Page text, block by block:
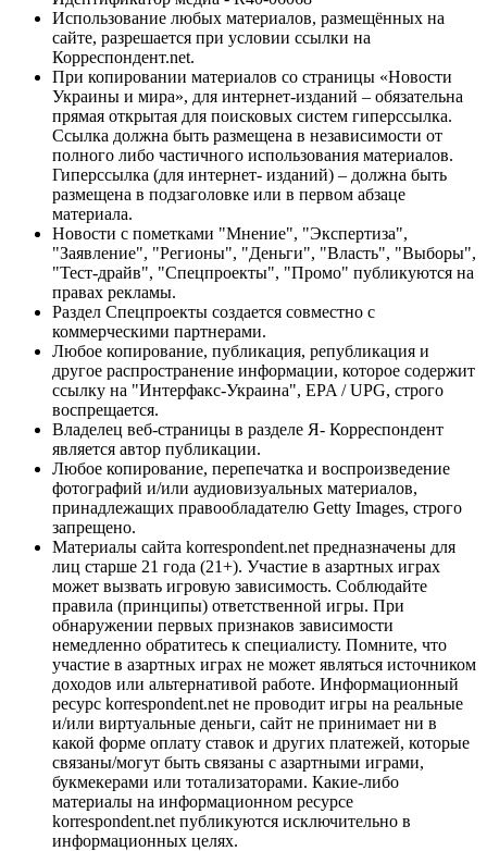
Использование любых материалов, размещённых на
сайте, разрешается при условии ссылки на
Корреспондент.net.
При копировании материалов со страницы «Новости
Украины и мира», для интернет-изданий – обязательна
прямая открытая для поисковых систем гиперссылка.
Ссылка должна быть размещена в независимости от
полного либо частичного использования материалов.
Гиперссылка (для интернет- изданий) – должна быть
размещена в подзаголовке или в первом абзаце
материала.
Новости с пометками "Мнение", "Экспертиза",
"Заявление", "Регионы", "Деньги", "Власть", "Выборы",
"Тест-драйв", "Спецпроекты", "Промо" публикуются на
правах рекламы.
Раздел Спецпроекты создается совместно с
коммерческими партнерами.
Любое копирование, публикация, републикация и
другое распространение информации, которое содержит
ссылку на "Интерфакс-Украина", EPA / UPG, строго
воспрещается.
Владелец веб-страницы в разделе Я- Корреспондент
является автор публикации.
Любое копирование, перепечатка и воспроизведение
фотографий и/или аудиовизуальных материалов,
принадлежащих правообладателю Getty Images, строго
запрещено.
Материалы сайта korrespondent.net предназначены для
лиц старше 21 года (21+). Участие в азартных играх
может вызвать игровую зависимость. Соблюдайте
правила (принципы) ответственной игры. При
обнаружении первых признаков зависимости
немедленно обратитесь к специалисту. Помните, что
участие в азартных играх не может являться источником
доходов или альтернативой работе. Информационный
ресурс korrespondent.net не проводит игры на реальные
и/или виртуальные деньги, сайт не принимает ни в
какой форме оплату ставок и других платежей, которые
связаны/могут быть связаны с азартными играми,
букмекерами или тотализаторами. Какие-либо
материалы на информационном ресурсе
korrespondent.net публикуются исключительно в
информационных целях.